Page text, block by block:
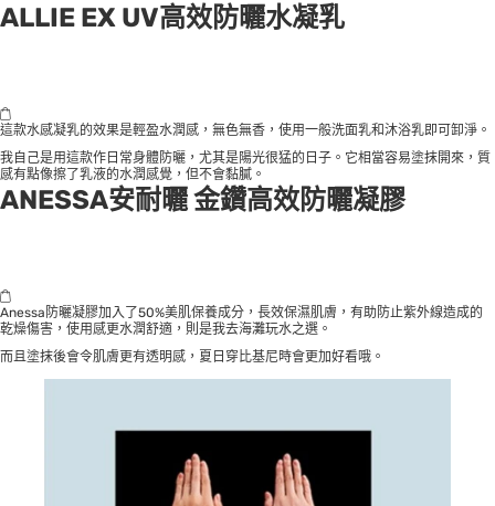
ALLIE EX UV高效防曬水凝乳
這款水感凝乳的效果是輕盈水潤感，無色無香，使用一般洗面乳和沐浴乳即可卸淨。
我自己是用這款作日常身體防曬，尤其是陽光很猛的日子。它相當容易塗抹開來，質
感有點像擦了乳液的水潤感覺，但不會黏膩。
ANESSA安耐曬 金鑽高效防曬凝膠
Anessa防曬凝膠加入了50%美肌保養成分，長效保濕肌膚，有助防止紫外線造成的
乾燥傷害，使用感更水潤舒適，則是我去海灘玩水之選。
而且塗抹後會令肌膚更有透明感，夏日穿比基尼時會更加好看哦。